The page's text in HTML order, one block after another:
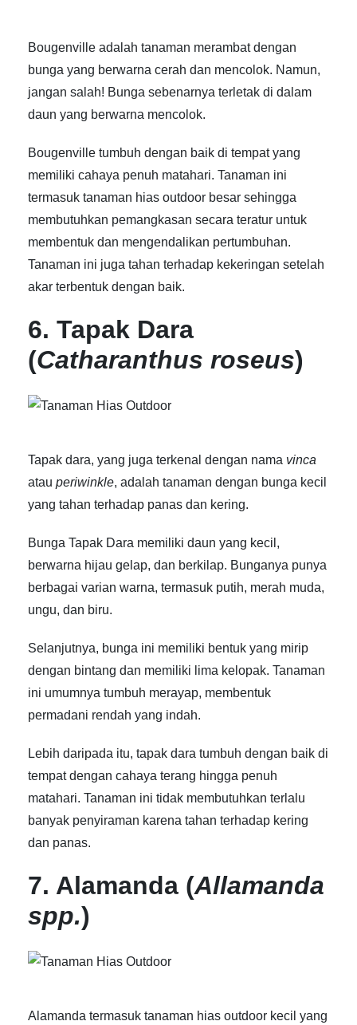
Bougenville adalah tanaman merambat dengan
bunga yang berwarna cerah dan mencolok. Namun,
jangan salah! Bunga sebenarnya terletak di dalam
daun yang berwarna mencolok.
Bougenville tumbuh dengan baik di tempat yang
memiliki cahaya penuh matahari. Tanaman ini
termasuk tanaman hias outdoor besar sehingga
membutuhkan pemangkasan secara teratur untuk
membentuk dan mengendalikan pertumbuhan.
Tanaman ini juga tahan terhadap kekeringan setelah
akar terbentuk dengan baik.
6. Tapak Dara
(Catharanthus roseus)
Tapak dara, yang juga terkenal dengan nama vinca
atau periwinkle, adalah tanaman dengan bunga kecil
yang tahan terhadap panas dan kering.
Bunga Tapak Dara memiliki daun yang kecil,
berwarna hijau gelap, dan berkilap. Bunganya punya
berbagai varian warna, termasuk putih, merah muda,
ungu, dan biru.
Selanjutnya, bunga ini memiliki bentuk yang mirip
dengan bintang dan memiliki lima kelopak. Tanaman
ini umumnya tumbuh merayap, membentuk
permadani rendah yang indah.
Lebih daripada itu, tapak dara tumbuh dengan baik di
tempat dengan cahaya terang hingga penuh
matahari. Tanaman ini tidak membutuhkan terlalu
banyak penyiraman karena tahan terhadap kering
dan panas.
7. Alamanda (Allamanda
spp.)
Alamanda termasuk tanaman hias outdoor kecil yang